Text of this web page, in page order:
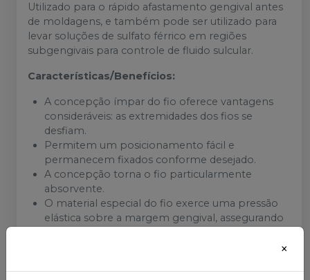
Utilizado para o rápido afastamento gengival antes
de moldagens, e também pode ser utilizado para
levar soluções de sulfato férrico em regiões
subgengivais para controle de fluido sulcular.
Características/Benefícios:
A concepção ímpar do fio oferece vantagens
consideráveis: as extremidades dos fios se
desfiam.
Permitem um posicionamento fácil e
permanecem fixados conforme desejado.
A concepção torna o fio particularmente
absorvente.
O material especial do fio exerce uma pressão
elástica sobre a margem gengival, assegurando
de fio aparentemente maior do que o
×